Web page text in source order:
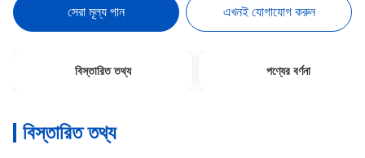
সেরা মূল্য পান এখনই যোগাযোগ করুন
বিস্তারিত তথ্য পণ্যের বর্ণনা
বিস্তারিত তথ্য